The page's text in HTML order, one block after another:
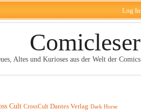
Log In
Comicleser
Altes und Kurioses aus der Welt der Comics
Cult CrossCult Dantes Verlag Dark Horse